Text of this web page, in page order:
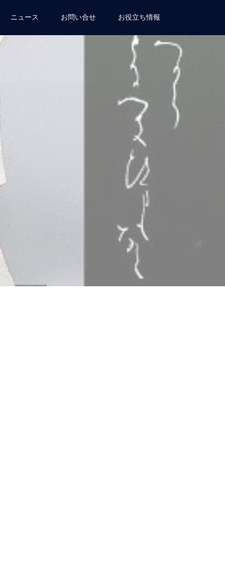
ニュース お問い合せ お役立ち情報